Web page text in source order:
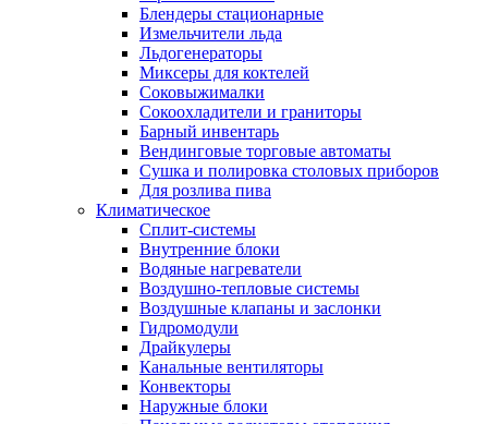
Блендеры стационарные
Измельчители льда
Льдогенераторы
Миксеры для коктелей
Соковыжималки
Сокоохладители и граниторы
Барный инвентарь
Вендинговые торговые автоматы
Сушка и полировка столовых приборов
Для розлива пива
Климатическое
Сплит-системы
Внутренние блоки
Водяные нагреватели
Воздушно-тепловые системы
Воздушные клапаны и заслонки
Гидромодули
Драйкулеры
Канальные вентиляторы
Конвекторы
Наружные блоки